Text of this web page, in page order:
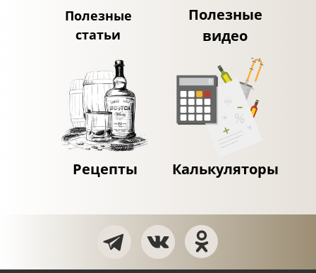
Полезные
статьи
Полезные
видео
Рецепты Калькуляторы